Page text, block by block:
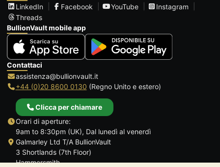
LinkedIn
Facebook YouTube
Instagram
Threads
BullionVault mobile app
Contattaci
assistenza@bullionvault.it
+44 (0)20 8600 0130 (Regno Unito e estero)
Clicca per chiamare
Orari di aperture:
9am to 8:30pm (UK), Dal lunedì al venerdì
Galmarley Ltd T/A BullionVault
3 Shortlands (7th Floor)
Hammersmith